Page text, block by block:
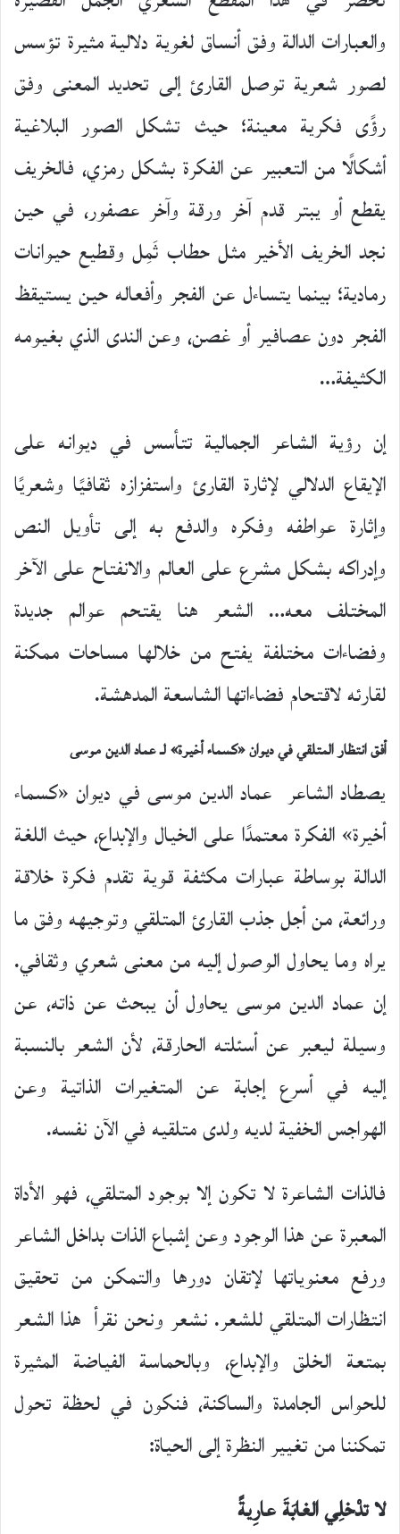
والعبارات الدالة وفق أنساق لغوية دلالية مثيرة تؤسس
لصور شعرية توصل القارئ إلى تحديد المعنى وفق
رؤًى فكرية معينة؛ حيث تشكل الصور البلاغية
أشكالًا من التعبير عن الفكرة بشكل رمزي، فالخريف
يقطع أو يبتر قدم آخر ورقة وآخر عصفور، في حين
نجد الخريف الأخير مثل حطاب ثَمِل وقطيع حيوانات
رمادية؛ بينما يتساءل عن الفجر وأفعاله حين يستيقظ
الفجر دون عصافير أو غصن، وعن الندى الذي بغيومه
الكثيفة…
إن رؤية الشاعر الجمالية تتأسس في ديوانه على
الإيقاع الدلالي لإثارة القارئ واستفزازه ثقافيًا وشعريًا
وإثارة عواطفه وفكره والدفع به إلى تأويل النص
وإدراكه بشكل مشرع على العالم والانفتاح على الآخر
المختلف معه… الشعر هنا يقتحم عوالم جديدة
وفضاءات مختلفة يفتح من خلالها مساحات ممكنة
لقارئه لاقتحام فضاءاتها الشاسعة المدهشة.
أفق انتظار المتلقيفي ديوان «كسماء أخيرة» لـ عماد الدين موسى
يصطاد الشاعر عماد الدين موسى في ديوان «كسماء
أخيرة» الفكرة معتمدًا على الخيال والإبداع، حيث اللغة
الدالة بوساطة عبارات مكثفة قوية تقدم فكرة خلاقة
ورائعة، من أجل جذب القارئ المتلقي وتوجيهه وفق ما
يراه وما يحاول الوصول إليه من معنى شعري وثقافي.
إن عماد الدين موسى يحاول أن يبحث عن ذاته، عن
وسيلة ليعبر عن أسئلته الحارقة، لأن الشعر بالنسبة
إليه في أسرع إجابة عن المتغيرات الذاتية وعن
الهواجس الخفية لديه ولدى متلقيه في الآن نفسه.
فالذات الشاعرة لا تكون إلا بوجود المتلقي، فهو الأداة
المعبرة عن هذا الوجود وعن إشباع الذات بداخل الشاعر
ورفع معنوياتها لإتقان دورها والتمكن من تحقيق
انتظارات المتلقي للشعر. نشعر ونحن نقرأ هذا الشعر
بمتعة الخلق والإبداع، وبالحماسة الفياضة المثيرة
للحواس الجامدة والساكنة، فنكون في لحظة تحول
تمكننا من تغيير النظرة إلى الحياة:
لا تدْخلِي الغابَةَ عارِيةً